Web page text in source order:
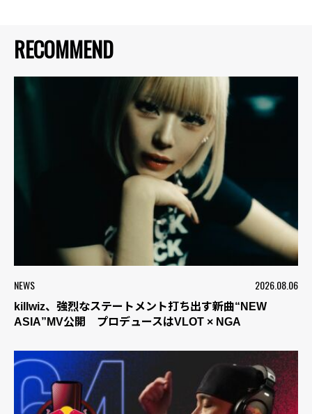
RECOMMEND
NEWS 2026.08.06
killwiz、強烈なステートメント打ち出す新曲“NEW
ASIA”MV公開 プロデュースはVLOT × NGA